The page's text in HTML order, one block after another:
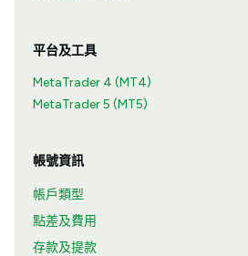
平台及工具
MetaTrader 4 (MT4)
MetaTrader 5 (MT5)
帳號資訊
帳戶類型
點差及費用
存款及提款